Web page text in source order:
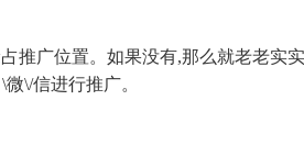
推广位置。如果没有,那么就老老
\微\/信进行推广。